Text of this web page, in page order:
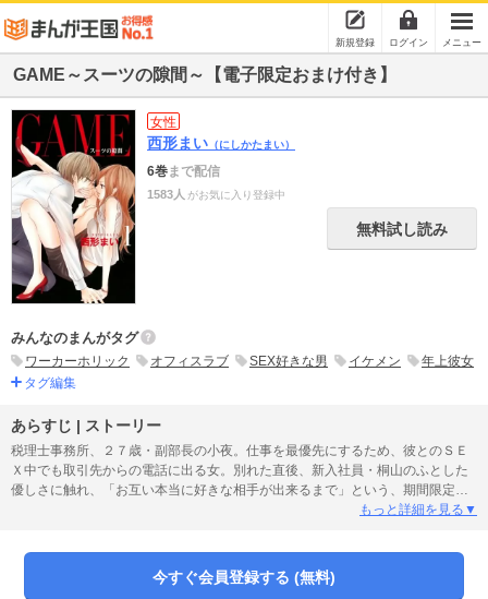
新規登録 ログイン メニュー
GAME～スーツの隙間～【電子限定おまけ付き】
女性
西形まい （にしかたまい）
6巻まで配信
1583人 がお気に入り登録中
無料試し読み
みんなのまんがタグ
ワーカーホリック オフィスラブ SEX好きな男 イケメン
年上彼女
タグ編集
あらすじ | ストーリー
税理士事務所、２７歳・副部長の小夜。仕事を最優先にするため、彼とのＳＥ
Ｘ中でも取引先からの電話に出る女。別れた直後、新入社員・桐山のふとした
優しさに触れ、「お互い本当に好きな相手が出来るまで」という、期間限定・
カラダから始まる「ＧＡＭＥ」の恋愛をする事になる…。(このコミックスには
す。)
もっと詳細を見る▼
今すぐ会員登録する (無料)